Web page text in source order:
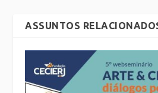
ASSUNTOS